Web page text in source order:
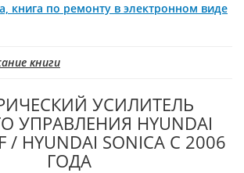
книга по ремонту в электронном виде
книги
УСИЛИТЕЛЬ
УПРАВЛЕНИЯ HYUNDAI
/ HYUNDAI SONICA С 2006
ГОДА